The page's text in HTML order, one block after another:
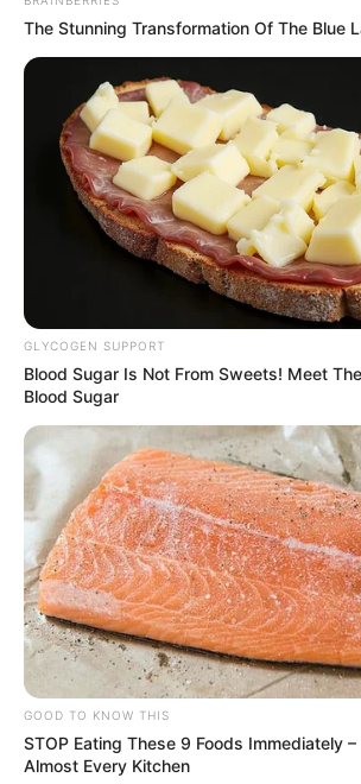
The Stunning Transformation Of The Blue
GLYCOGEN SUPPORT
Blood Sugar Is Not From Sweets! Meet
Blood Sugar
GOOD TO KNOW THIS
STOP Eating These 9 Foods Immediately
Almost Every Kitchen